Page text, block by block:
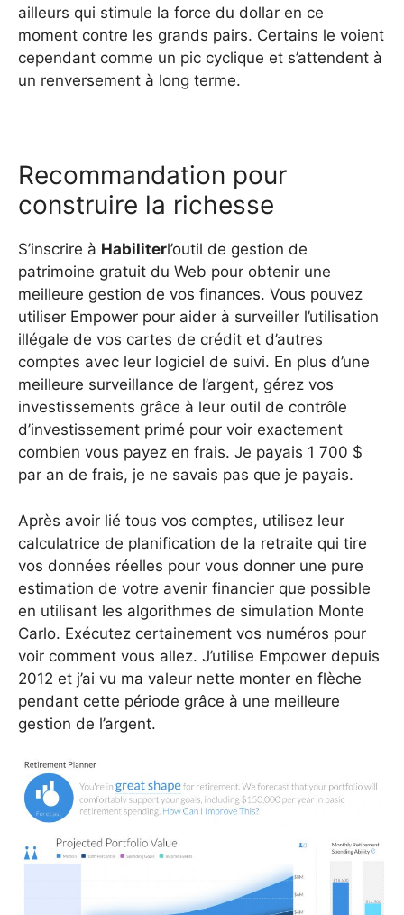
ailleurs qui stimule la force du dollar en ce
moment contre les grands pairs. Certains le voient
cependant comme un pic cyclique et s’attendent à
un renversement à long terme.
Recommandation pour
construire la richesse
S’inscrire à Habiliterl’outil de gestion de
patrimoine gratuit du Web pour obtenir une
meilleure gestion de vos finances. Vous pouvez
utiliser Empower pour aider à surveiller l’utilisation
illégale de vos cartes de crédit et d’autres
comptes avec leur logiciel de suivi. En plus d’une
meilleure surveillance de l’argent, gérez vos
investissements grâce à leur outil de contrôle
d’investissement primé pour voir exactement
combien vous payez en frais. Je payais 1 700 $
par an de frais, je ne savais pas que je payais.
Après avoir lié tous vos comptes, utilisez leur
calculatrice de planification de la retraite qui tire
vos données réelles pour vous donner une pure
estimation de votre avenir financier que possible
en utilisant les algorithmes de simulation Monte
Carlo. Exécutez certainement vos numéros pour
voir comment vous allez. J’utilise Empower depuis
2012 et j’ai vu ma valeur nette monter en flèche
pendant cette période grâce à une meilleure
gestion de l’argent.